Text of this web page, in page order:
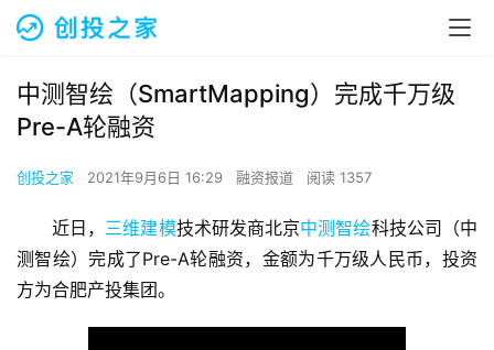
中测智绘（SmartMapping）完成千万级
Pre-A轮融资
创投之家 2021年9月6日 16:29 融资报道 阅读 1357
近日， 三维建模技术研发商北京中测智绘科技公司（中
测智绘）完成了Pre-A轮融资，金额为千万级人民币，投资
方为合肥产投集团。